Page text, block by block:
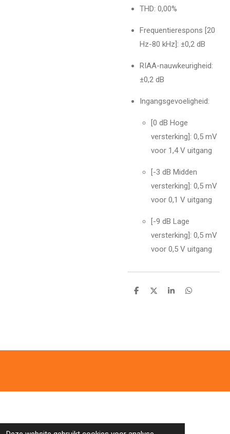
THD: 0,00%
Frequentierespons [20
Hz-80 kHz]: ±0,2 dB
RIAA-nauwkeurigheid:
±0,2 dB
Ingangsgevoeligheid:
[0 dB Hoge
versterking]: 0,5 mV
voor 1,4 V uitgang
[-3 dB Midden
versterking]: 0,5 mV
voor 0,1 V uitgang
[-9 dB Lage
versterking]: 0,5 mV
voor 0,5 V uitgang
D
D
S
D